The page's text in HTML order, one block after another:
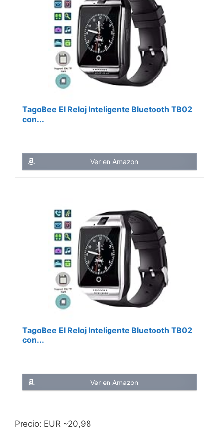
TagoBee El Reloj Inteligente Bluetooth TB02
con...
Ver en Amazon
TagoBee El Reloj Inteligente Bluetooth TB02
con...
Ver en Amazon
Precio: EUR ~20,98